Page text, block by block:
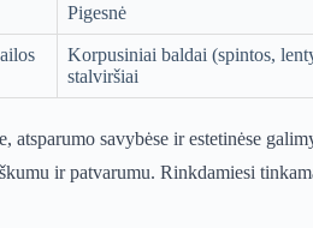
Pigesnė
Korpusiniai baldai (spintos,
stalviršiai
savybėse ir estetinėse
ir patvarumu. Rinkdamiesi